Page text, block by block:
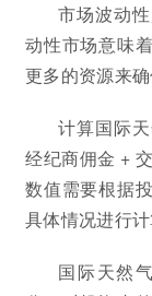
市场波动
动性市场意味
更多的资源来
计算国际
经纪商佣金 +
数值需要根据
具体情况进行计
国际天然